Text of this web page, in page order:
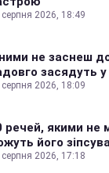
серпня 2026, 18:49
не заснеш
засядуть
серпня 2026, 18:09
речей, якими не
його
серпня 2026, 17:18